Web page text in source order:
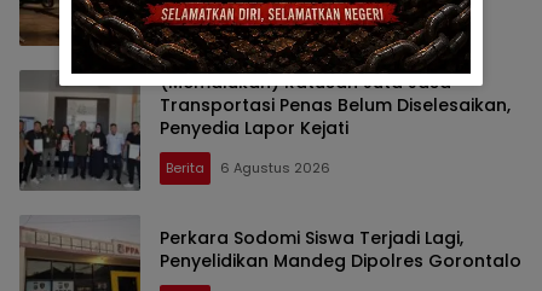
Berita 6 Agustus 2026
(Memalukan) Ratusan Juta Jasa
Transportasi Penas Belum Diselesaikan,
Penyedia Lapor Kejati
Berita 6 Agustus 2026
Perkara Sodomi Siswa Terjadi Lagi,
Penyelidikan Mandeg Dipolres Gorontalo